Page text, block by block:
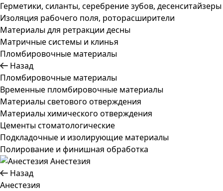
Герметики, силанты, серебрение зубов, десенситайзеры
Изоляция рабочего поля, роторасширители
Материалы для ретракции десны
Матричные системы и клинья
Пломбировочные материалы
Назад
Пломбировочные материалы
Временные пломбировочные материалы
Материалы светового отверждения
Материалы химического отверждения
Цементы стоматологические
Подкладочные и изолирующие материалы
Полирование и финишная обработка
Анестезия
Назад
Анестезия